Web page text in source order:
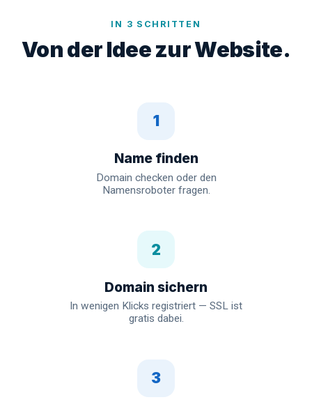
IN 3 SCHRITTEN
Von der Idee zur Website.
1
Name finden
Domain checken oder den
Namensroboter fragen.
2
Domain sichern
In wenigen Klicks registriert — SSL ist
gratis dabei.
3